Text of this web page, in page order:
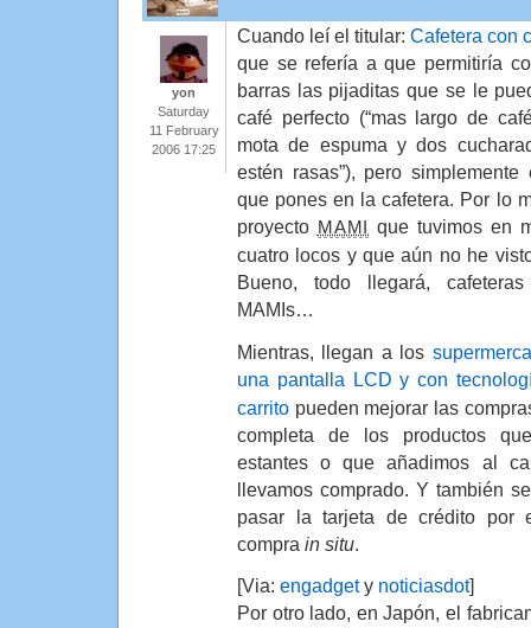
yon
Saturday
11 February
2006 17:25
Cuando leí el titular: Cafetera con
que se refería a que permitiría
barras las pijaditas que se le
café perfecto (“mas largo de
mota de espuma y dos
estén rasas”), pero
que pones en la cafetera. Por lo
proyecto MAMI
que tuvimos en
cuatro locos y que aún no he
Bueno, todo llegará,
MAMIs…
Mientras, llegan a los
una pantalla LCD y con
carrito pueden mejorar las
completa de los productos
estantes o que añadimos al
llevamos comprado. Y también
pasar la tarjeta de crédito por
compra in situ.
[Via: engadgety noticiasdot]
Por otro lado, en Japón, el